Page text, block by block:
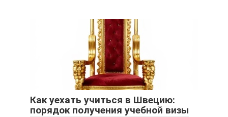
Как уехать учиться в Швецию:
порядок получения учебной визы